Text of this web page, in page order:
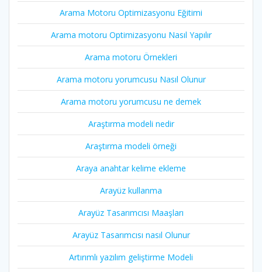
Arama Motoru Optimizasyonu Eğitimi
Arama motoru Optimizasyonu Nasıl Yapılır
Arama motoru Örnekleri
Arama motoru yorumcusu Nasıl Olunur
Arama motoru yorumcusu ne demek
Araştırma modeli nedir
Araştırma modeli örneği
Araya anahtar kelime ekleme
Arayüz kullanma
Arayüz Tasarımcısı Maaşları
Arayüz Tasarımcısı nasıl Olunur
Artırımlı yazılım geliştirme Modeli